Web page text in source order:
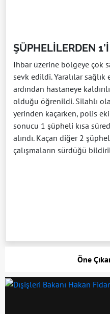
ŞÜPHELİLERDEN
İhbar üzerine bölgeye çok
sevk edildi. Yaralılar
ardından hastaneye
olduğu öğrenildi. Silahlı
yerinden kaçarken, polis
sonucu 1 şüpheli kısa
alındı. Kaçan diğer 2
çalışmaların sürdüğü
Öne